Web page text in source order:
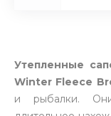
Утепленные
Winter Fleece
и рыбалки.